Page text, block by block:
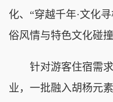
化、“穿越千年·文化
俗风情与特色文化碰撞
针对游客住宿需求
业，一批融入胡杨元